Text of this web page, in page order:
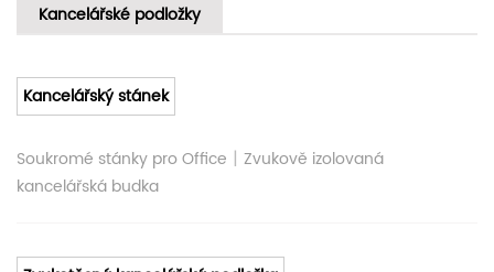
Kancelářské podložky
Kancelářský stánek
Soukromé stánky pro Office | Zvukově izolovaná
kancelářská budka